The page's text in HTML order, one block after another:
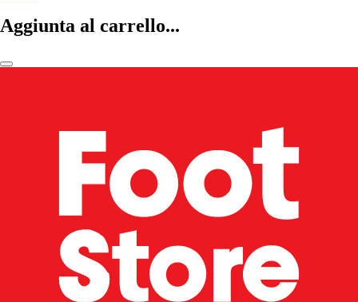
Aggiunta al carrello...